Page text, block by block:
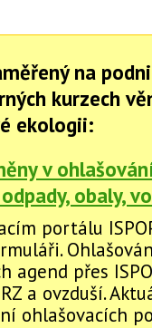
na
kurzech
ekologii:
v
odpady, obaly,
portálu
agend přes
a ovzduší.
ohlašovacích